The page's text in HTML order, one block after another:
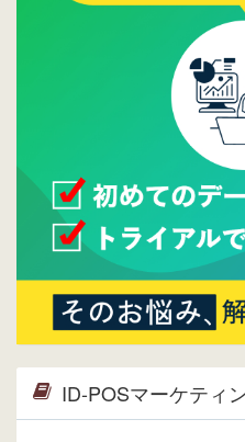
2015/09/28
ウレコンが機
しました。⇒
Facebookペ
ら。
ウレコンサイ
ID-POSマーケティ